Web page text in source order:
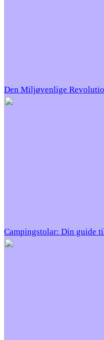
Den Miljøvenlige
Campingstolar: Din guide